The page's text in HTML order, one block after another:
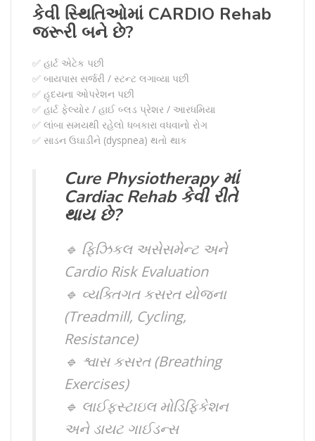
કેવી સ્થિતિઓમાં CARDIO Rehab
જરૂરી બને છે?
✅ હાર્ટ એટેક પછી
✅ બાયપાસ સર્જરી / સ્ટન્ટ લગાવ્યા પછી
✅ હૃદયના ઓપરેશન પછી
✅ હાર્ટ ફેલ્યોર / હાઈ બ્લડ પ્રેશર / આરધમિયા
✅ લાંબા સમયથી રહેલો ધબકારા વધવાનો રોગ
✅ સાડન ઉઘાડીને (dyspnea) થતો થાક
Cure Physiotherapy માં
Cardiac Rehab કેવી રીતે
થાય છે?
🔹 ફિઝિકલ અસેસમેન્ટ અને
Cardio Risk Evaluation
🔹 વ્યક્તિગત કસરત યોજના
(Treadmill, Cycling,
Resistance)
🔹 શ્વાસ કસરત (Breathing
Exercises)
🔹 લાઈફસ્ટાઇલ મોડિફિકેશન
અને ડાયટ ગાઈડન્સ